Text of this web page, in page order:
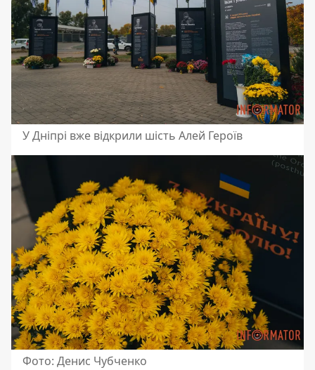
У Дніпрі вже відкрили шість Алей Героїв
Фото: Денис Чубченко